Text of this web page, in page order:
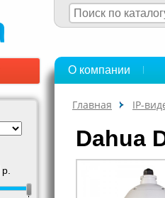
р.
О компании
Главная IP-
Dahua